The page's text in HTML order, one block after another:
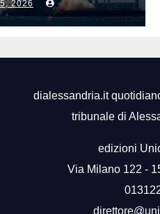
2026
dialessandria.it
tribunale di
edizioni
Via Milano 122 -